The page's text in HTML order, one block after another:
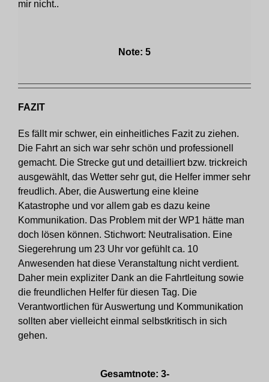
mir nicht..
Note: 5
FAZIT
Es fällt mir schwer, ein einheitliches Fazit zu ziehen.
Die Fahrt an sich war sehr schön und professionell
gemacht. Die Strecke gut und detailliert bzw. trickreich
ausgewählt, das Wetter sehr gut, die Helfer immer sehr
freudlich. Aber, die Auswertung eine kleine
Katastrophe und vor allem gab es dazu keine
Kommunikation. Das Problem mit der WP1 hätte man
doch lösen können. Stichwort: Neutralisation. Eine
Siegerehrung um 23 Uhr vor gefühlt ca. 10
Anwesenden hat diese Veranstaltung nicht verdient.
Daher mein expliziter Dank an die Fahrtleitung sowie
die freundlichen Helfer für diesen Tag. Die
Verantwortlichen für Auswertung und Kommunikation
sollten aber vielleicht einmal selbstkritisch in sich
gehen.
Gesamtnote: 3-